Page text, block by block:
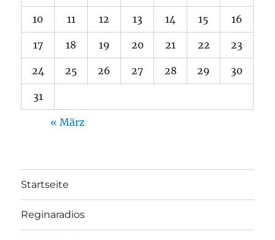
10 11 12 13 14 15 16
17 18 19 20 21 22 23
24 25 26 27 28 29 30
31
« März
Startseite
Reginaradios